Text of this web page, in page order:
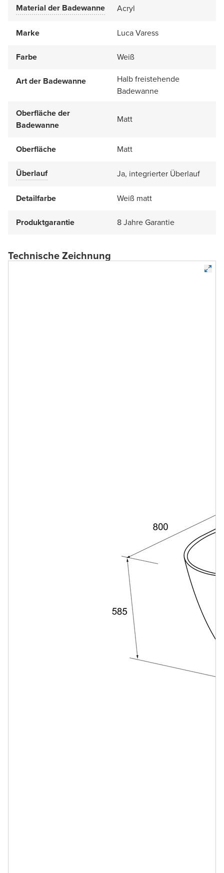
Material der Badewanne Acryl
Marke Luca Varess
Farbe Weiß
Art der Badewanne
Halb freistehende
Badewanne
Oberfläche der
Badewanne
Matt
Oberfläche Matt
Überlauf Ja, integrierter Überlauf
Detailfarbe Weiß matt
Produktgarantie 8 Jahre Garantie
Technische Zeichnung